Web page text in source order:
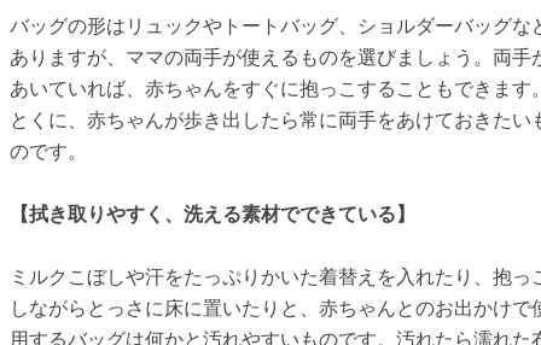
バッグの形はリュックやトートバッグ、ショルダーバッグな
ありますが、ママの両手が使えるものを選びましょう。両手
あいていれば、赤ちゃんをすぐに抱っこすることもできます
とくに、赤ちゃんが歩き出したら常に両手をあけておきたい
のです。
【拭き取りやすく、洗える素材でできている】
ミルクこぼしや汗をたっぷりかいた着替えを入れたり、抱っ
しながらとっさに床に置いたりと、赤ちゃんとのお出かけで
用するバッグは何かと汚れやすいものです。汚れたら濡れた